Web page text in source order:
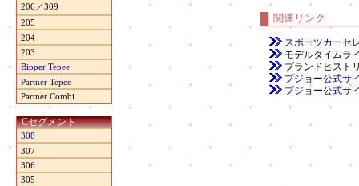
206／309
205
204
203
Bipper Tepee
Partner Tepee
Partner Combi
Cセグメント
308
307
306
305
関連リンク
スポーツカーセ
モデルタイムラ
ブランドヒスト
プジョー公式サ
プジョー公式サ